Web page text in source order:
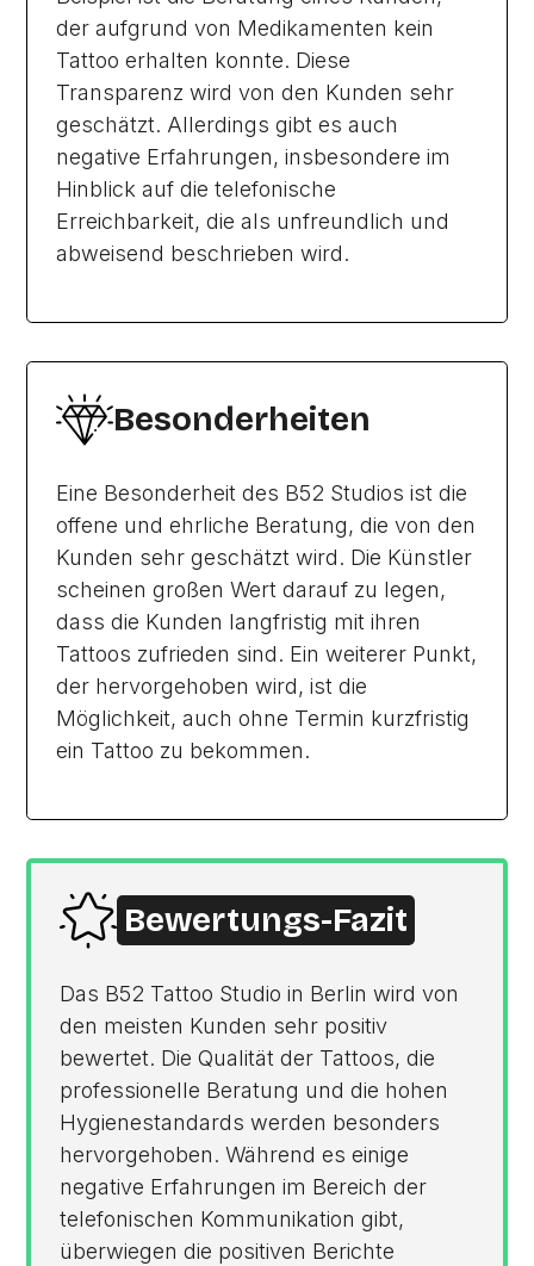
der aufgrund von Medikamenten kein
Tattoo erhalten konnte. Diese
Transparenz wird von den Kunden sehr
geschätzt. Allerdings gibt es auch
negative Erfahrungen, insbesondere im
Hinblick auf die telefonische
Erreichbarkeit, die als unfreundlich und
abweisend beschrieben wird.
Besonderheiten
Eine Besonderheit des B52 Studios ist die
offene und ehrliche Beratung, die von den
Kunden sehr geschätzt wird. Die Künstler
scheinen großen Wert darauf zu legen,
dass die Kunden langfristig mit ihren
Tattoos zufrieden sind. Ein weiterer Punkt,
der hervorgehoben wird, ist die
Möglichkeit, auch ohne Termin kurzfristig
ein Tattoo zu bekommen.
Bewertungs-Fazit
Das B52 Tattoo Studio in Berlin wird von
den meisten Kunden sehr positiv
bewertet. Die Qualität der Tattoos, die
professionelle Beratung und die hohen
Hygienestandards werden besonders
hervorgehoben. Während es einige
negative Erfahrungen im Bereich der
telefonischen Kommunikation gibt,
überwiegen die positiven Berichte